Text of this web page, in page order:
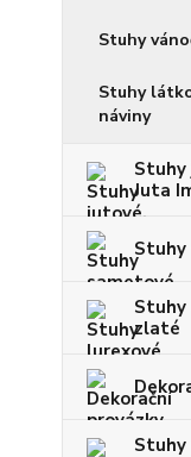
Stuhy
Stuhy
náviny
Stuhy
Juta
Stuhy
zlaté
Stuhy